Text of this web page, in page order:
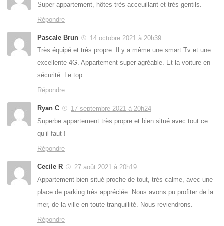
Super appartement, hôtes très acceuillant et très gentils.
Répondre
Pascale Brun
14 octobre 2021 à 20h39
Très équipé et très propre. Il y a même une smart Tv et une
excellente 4G. Appartement super agréable. Et la voiture en
sécurité. Le top.
Répondre
Ryan C
17 septembre 2021 à 20h24
Superbe appartement très propre et bien situé avec tout ce
qu’il faut !
Répondre
Cecile R
27 août 2021 à 20h19
Appartement bien situé proche de tout, très calme, avec une
place de parking très appréciée. Nous avons pu profiter de la
mer, de la ville en toute tranquillité. Nous reviendrons.
Répondre